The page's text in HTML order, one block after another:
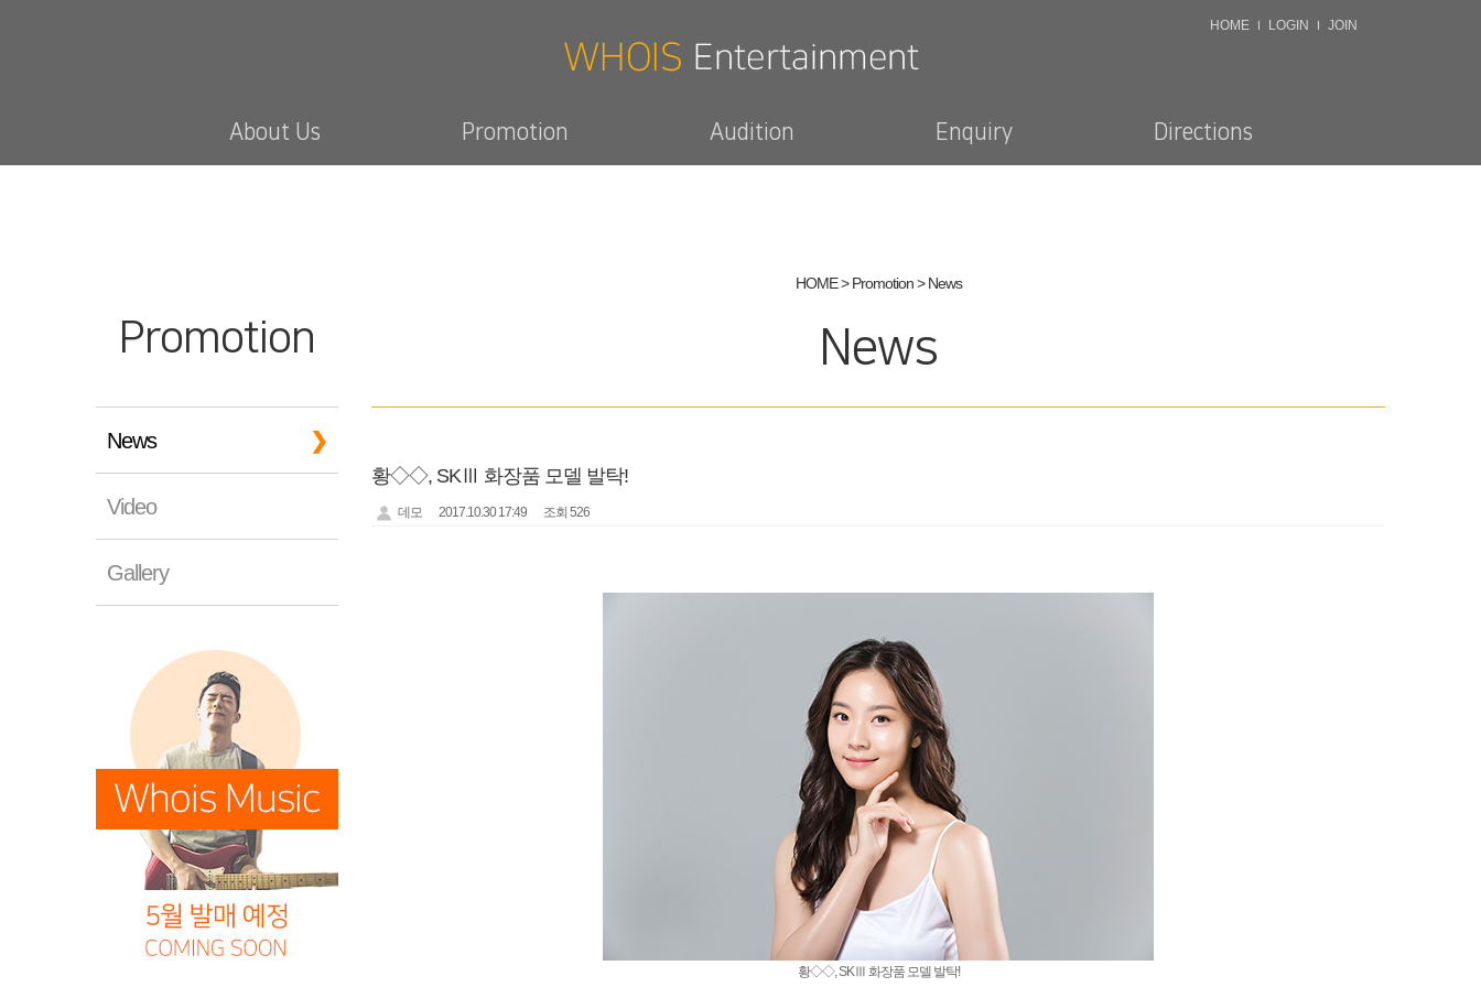
HOME LOGIN JOIN
About Us Promotion Audition Enquiry Directions
Promotion
News
Video
Gallery
HOME > Promotion >News
News
황◇◇, SKⅢ 화장품 모델 발탁!
데모 2017.10.30 17:49 조회 526
황◇◇, SKⅢ 화장품 모델 발탁!